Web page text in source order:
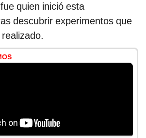
quien inició esta
descubrir experimentos que